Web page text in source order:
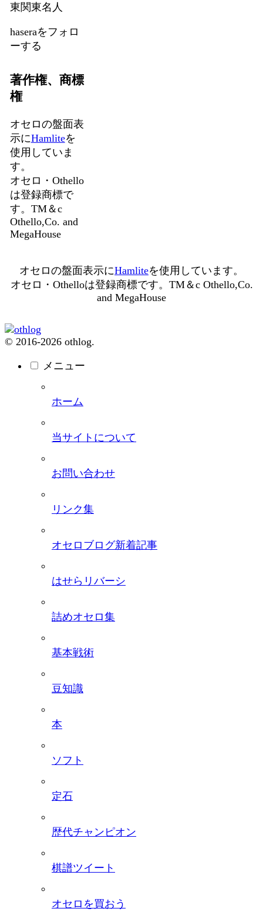
東関東名人
haseraをフォロ
ーする
著作権、商標
権
オセロの盤面表
示にHamliteを
使用していま
す。
オセロ・Othello
は登録商標で
す。TM＆c
Othello,Co. and
MegaHouse
オセロの盤面表示にHamliteを使用しています。
オセロ・Othelloは登録商標です。TM＆c Othello,Co.
and MegaHouse
© 2016-2026 othlog.
メニュー
ホーム
当サイトについて
お問い合わせ
リンク集
オセロブログ新着記事
はせらリバーシ
詰めオセロ集
基本戦術
豆知識
本
ソフト
定石
歴代チャンピオン
棋譜ツイート
オセロを買おう